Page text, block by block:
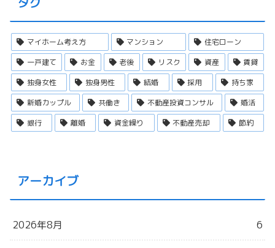
マイホーム考え方 マンション
住宅ローン
一戸建て
お金 老後 リスク 資産
賃貸
独身女性
独身男性 結婚 採用
持ち家
新婚カップル
共働き 不動産投資コンサル
婚活
銀行
離婚 資金繰り 不動産売却 節約
アーカイブ
2026年8月 6